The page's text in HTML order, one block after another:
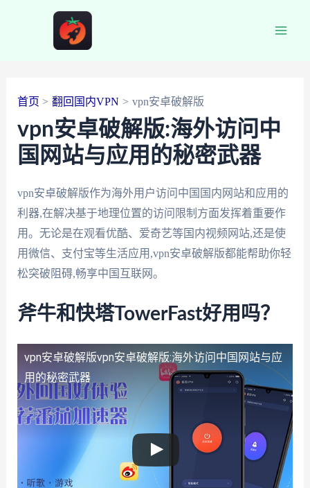
首页 翻回国内VPN vpn安卓破解版
vpn安卓破解版:海外访问中
国网站与应用的秘密武器
vpn安卓破解版作为海外用户访问中国国内网站和应用的
利器,在解决基于地理位置的访问限制方面发挥着重要作
用。无论是在观看优酷、爱奇艺等国内视频网站,还是使
用微信、支付宝等生活应用,vpn安卓破解版都能帮助你轻
松突破阻碍,畅享中国互联网。
斧牛和快塔TowerFast好用吗？
vpn安卓破解版vpn安卓破解版:海外访问中国网站与应
用的秘密武器